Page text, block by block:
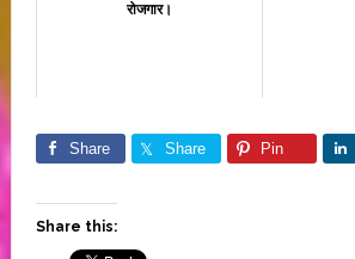
रोजगार।
Share Share Pin
Share this: